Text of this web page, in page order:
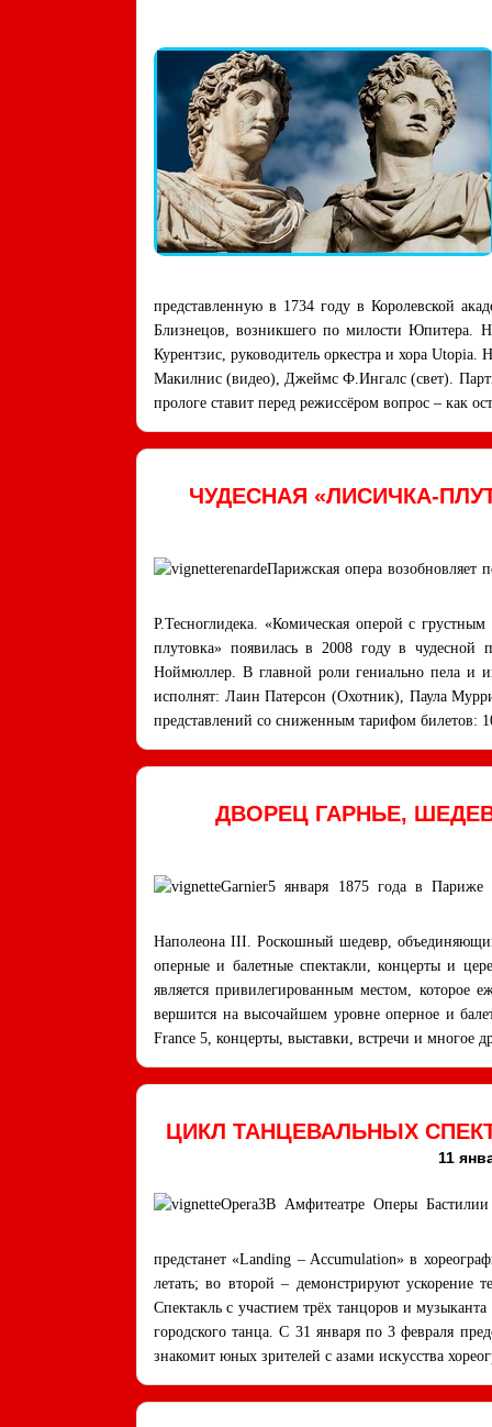
представленную в 1734 году в Королевской
Близнецов, возникшего по милости Юпитера.
Курентзис, руководитель оркестра и хора
Макилнис (видео), Джеймс Ф.Ингалс (свет).
прологе ставит перед режиссёром вопрос – как
ЧУДЕСНАЯ «ЛИСИЧКА-
Парижская опера возобновляет
Р.Тесноглидека. «Комическая оперой с
плутовка» появилась в 2008 году в
Ноймюллер. В главной роли гениально пела и
исполнят: Лаин Патерсон (Охотник), Паула
представлений со сниженным тарифом билетов:
ДВОРЕЦ ГАРНЬЕ,
5 января 1875 года в Париже
Наполеона III. Роскошный шедевр, объединяющий
оперные и балетные спектакли, концерты и
является привилегированным местом, которое
вершится на высочайшем уровне оперное и
France 5, концерты, выставки, встречи и многое
ЦИКЛ ТАНЦЕВАЛЬНЫХ
11
В Амфитеатре Оперы Бастилии
предстанет «Landing – Accumulation» в
летать; во второй – демонстрируют ускорение
Спектакль с участием трёх танцоров и
городского танца. С 31 января по 3 февраля
знакомит юных зрителей с азами искусства